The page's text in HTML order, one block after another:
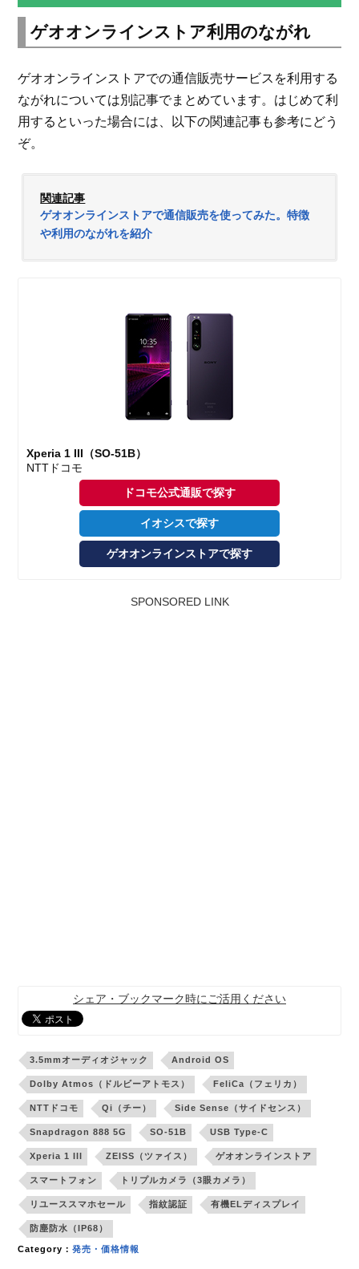
ゲオオンラインストア利用のながれ
ゲオオンラインストアでの通信販売サービスを利用する
ながれについては別記事でまとめています。はじめて利
用するといった場合には、以下の関連記事も参考にどう
ぞ。
関連記事
ゲオオンラインストアで通信販売を使ってみた。特徴
や利用のながれを紹介
Xperia 1 III（SO-51B）
NTTドコモ
ドコモ公式通販で探す
イオシスで探す
ゲオオンラインストアで探す
SPONSORED LINK
シェア・ブックマーク時にご活用ください
3.5mmオーディオジャック Android OS
Dolby Atmos（ドルビーアトモス） FeliCa（フェリカ）
NTTドコモ Qi（チー） Side Sense（サイドセンス）
Snapdragon 888 5G SO-51B USB Type-C
Xperia 1 III ZEISS（ツァイス） ゲオオンラインストア
スマートフォン トリプルカメラ（3眼カメラ）
リユーススマホセール 指紋認証 有機ELディスプレイ
防塵防水（IP68）
Category：発売・価格情報